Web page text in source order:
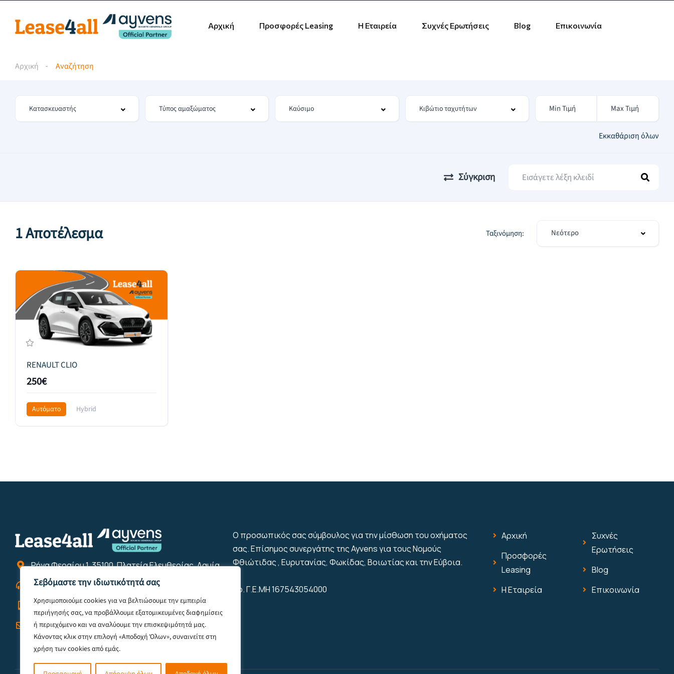
Σεβόμαστε την ιδιωτικότητά σας
Χρησιμοποιούμε cookies για να βελτιώσουμε την εμπειρία
περιήγησής σας, να προβάλλουμε εξατομικευμένες διαφημίσεις
ή περιεχόμενο και να αναλύουμε την επισκεψιμότητά μας.
Κάνοντας κλικ στην επιλογή «Αποδοχή Όλων», συναινείτε στη
χρήση των cookies από εμάς.
Αρχική Προσφορές Leasing Η Εταιρεία Συχνές Ερωτήσεις Blog Επικοινωνία
Αρχική Αναζήτηση
Εκκαθάριση όλων
Σύγκριση
1 Αποτέλεσμα Ταξινόμηση: Νεότερο
RENAULT CLIO
250€
Αυτόματο
Hybrid
Ρήγα Φεραίου 1, 35100, Πλατεία Ελευθερίας, Λαμία
2231022422
6944121855
info@lease4all.gr
Ο προσωπικός σας σύμβουλος για την μίσθωση του οχήματος
σας. Επίσημος συνεργάτης της Ayvens για τους Νομούς
Φθιώτιδας , Ευρυτανίας, Φωκίδας, Βοιωτίας και την Εύβοια.
Αρ. Γ.Ε.ΜΗ 167543054000
Αρχική
Προσφορές
Leasing
Η Εταιρεία
Συχνές
Ερωτήσεις
Blog
Επικοινωνία